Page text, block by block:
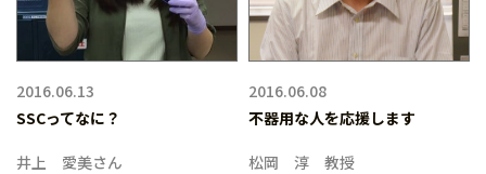
2016.06.13
SSCってなに？
井上 愛美さん
2016.06.08
不器用な人を応援します
松岡 淳 教授